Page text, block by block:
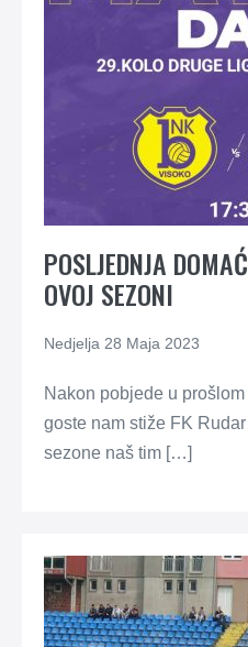
POSLJEDNJA
OVOJ SEZONI
Nedjelja 28 Maja 2023
Nakon pobjede u
goste nam stiže FK
sezone naš tim […]